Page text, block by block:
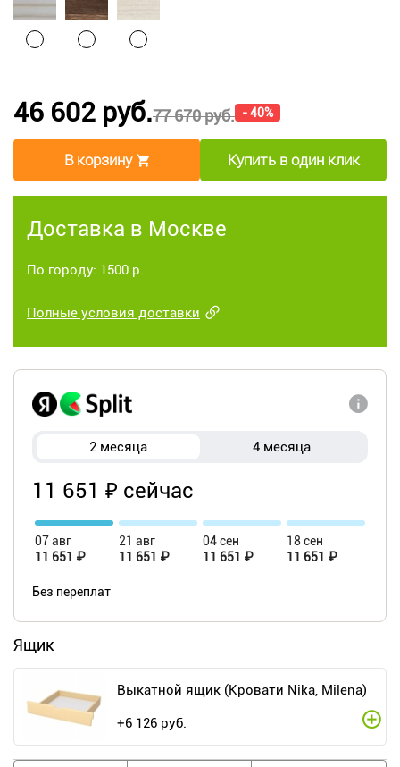
77 670 руб. - 40%
46 602 руб.
В корзину Купить в один клик
Доставка в Москве
По городу: 1500 р.
Полные условия доставки
2 месяца 4 месяца
11 651 ₽ сейчас
07 авг
11 651 ₽
21 авг
11 651 ₽
04 сен
11 651 ₽
18 сен
11 651 ₽
Без переплат
Ящик
Выкатной ящик (Кровати Nika, Milena)
+6 126 руб.